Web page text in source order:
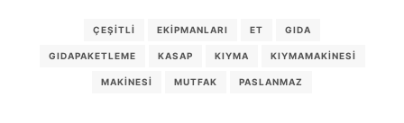
ÇEŞITLI EKIPMANLARI ET GIDA
GIDAPAKETLEME KASAP KIYMA KIYMAMAKINESI
MAKINESI MUTFAK PASLANMAZ